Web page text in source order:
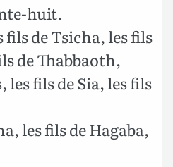
huit.
de Tsicha, les fils
de Thabbaoth,
les fils de Sia, les fils
les fils de Hagaba,